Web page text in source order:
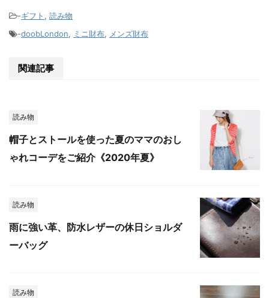
-ギフト , 読み物
-doobLondon, ミニ財布, メンズ財布
関連記事
読み物
帽子とストールを使った夏のママのおし
ゃれコーデをご紹介《2020年夏》
読み物
雨に強い革、防水レザーの休日ショルダ
ーバッグ
読み物